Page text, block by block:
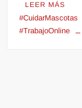
LEER MÁS
#CuidarMascotas
#TrabajoOnline